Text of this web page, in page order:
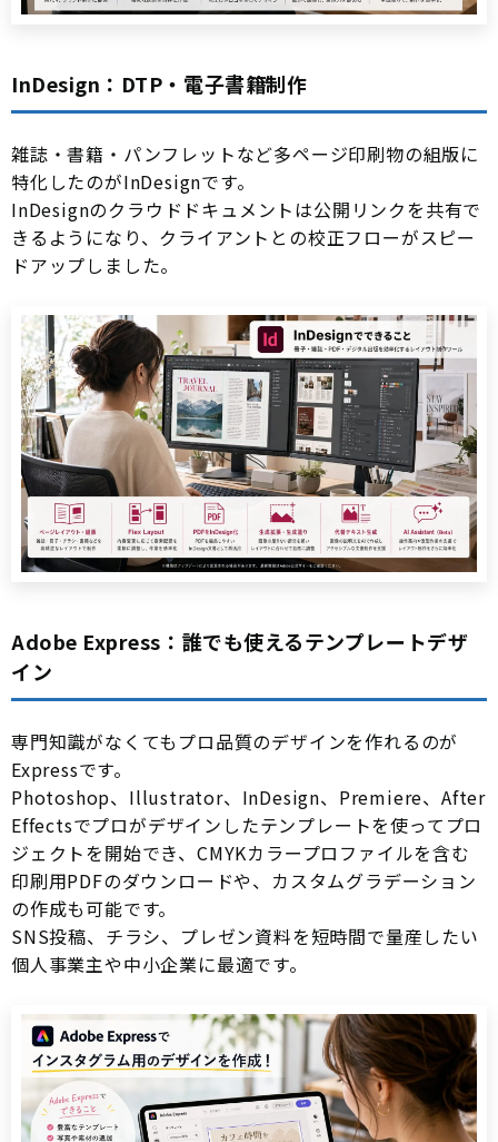
InDesign：DTP・電子書籍制作
雑誌・書籍・パンフレットなど多ページ印刷物の組版に
特化したのがInDesignです。
InDesignのクラウドドキュメントは公開リンクを共有で
きるようになり、クライアントとの校正フローがスピー
ドアップしました。
Adobe Express：誰でも使えるテンプレートデザ
イン
専門知識がなくてもプロ品質のデザインを作れるのが
Expressです。
Photoshop、Illustrator、InDesign、Premiere、After
Effectsでプロがデザインしたテンプレートを使ってプロ
ジェクトを開始でき、CMYKカラープロファイルを含む
印刷用PDFのダウンロードや、カスタムグラデーション
の作成も可能です。
SNS投稿、チラシ、プレゼン資料を短時間で量産したい
個人事業主や中小企業に最適です。